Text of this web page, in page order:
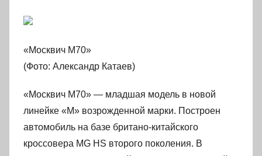
«Москвич М70»
(Фото: Александр Катаев)
«Москвич М70» — младшая модель в новой
линейке «М» возрожденной марки. Построен
автомобиль на базе британо-китайского
кроссовера MG HS второго поколения. В